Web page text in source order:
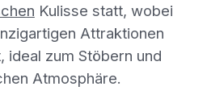
Kulisse statt, wobei
Attraktionen
ideal zum Stöbern und
Atmosphäre.